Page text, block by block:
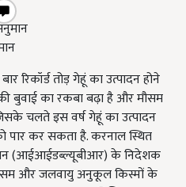
रिकॉर्ड तोड़ गेहूं का उत्पादन होने
बुवाई का रकबा बढ़ा है और मौसम
चलते इस वर्ष गेहूं का उत्पादन
पार कर सकता है. करनाल स्थित
(आईआईडब्ल्यूबीआर) के निदेशक
और जलवायु अनुकूल किस्मों के